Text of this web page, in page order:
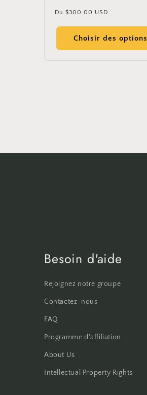
Prix
Du $300.00 USD
Choisir des options
Besoin d'aide
Rejoignez notre groupe
Contactez-nous
FAQ
Programme d'affiliation
About Us
Intellectual Property Rights